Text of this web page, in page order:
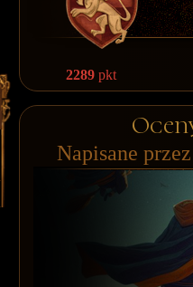
2289pkt
Napisane